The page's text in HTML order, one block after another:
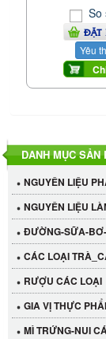
So
ĐẶT
Yêu
DANH MỤC SẢN
NGUYÊN LIỆU
NGUYÊN LIỆU
ĐƯỜNG-SỮA-
CÁC LOẠI
RƯỢU CÁC LOẠI
GIA VỊ THỰC
MÌ TRỨNG-NUI